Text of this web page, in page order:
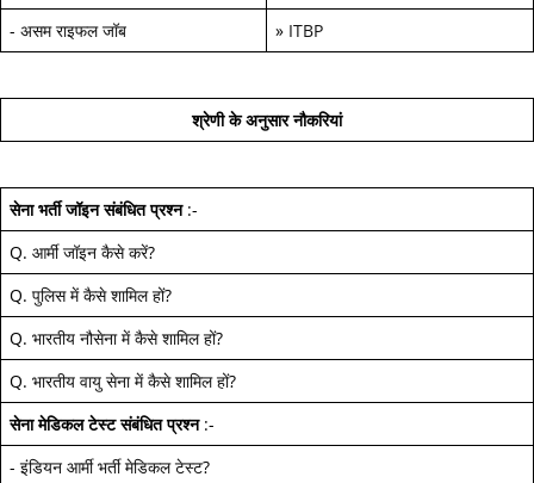
- असम राइफल जॉब » ITBP
श्रेणी के अनुसार नौकरियां
सेना भर्ती जॉइन संबंधित प्रश्न:-
Q. आर्मी जॉइन कैसे करें?
Q. पुलिस में कैसे शामिल हों?
Q. भारतीय नौसेना में कैसे शामिल हों?
Q. भारतीय वायु सेना में कैसे शामिल हों?
सेना मेडिकल टेस्ट संबंधित प्रश्न:-
- इंडियन आर्मी भर्ती मेडिकल टेस्ट?